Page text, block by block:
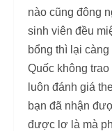
nào cũng đông
sinh viên đều
bổng thì lại
Quốc không
luôn đánh giá
bạn đã nhận
được lơ là mà